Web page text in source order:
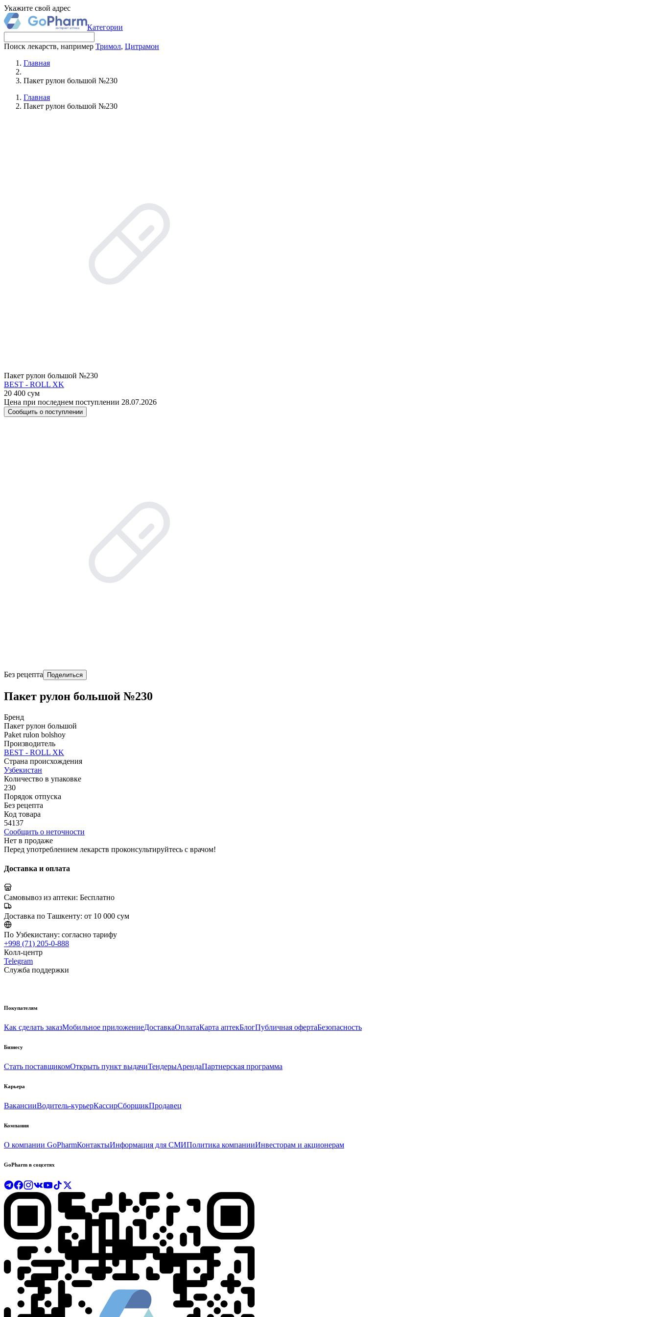
Укажите свой адрес
Категории
Поиск лекарств, например Тримол, Цитрамон
Главная
Пакет рулон большой №230
Главная
Пакет рулон большой №230
Пакет рулон большой №230
BEST - ROLL XK
20 400 сум
Цена при последнем поступлении 28.07.2026
Сообщить о поступлении
Без рецепта Поделиться
Пакет рулон большой №230
Бренд
Пакет рулон большой
Paket rulon bolshoy
Производитель
BEST - ROLL XK
Страна происхождения
Узбекистан
Количество в упаковке
230
Порядок отпуска
Без рецепта
Код товара
54137
Сообщить о неточности
Нет в продаже
Перед употреблением лекарств проконсультируйтесь с врачом!
Доставка и оплата
Самовывоз из аптеки: Бесплатно
Доставка по Ташкенту: от 10 000 сум
По Узбекистану: согласно тарифу
+998 (71) 205-0-888
Колл-центр
Telegram
Служба поддержки
Покупателям
Как сделать заказМобильное приложениеДоставкаОплатаКарта аптекБлогПубличная офертаБезопасность
Бизнесу
Стать поставщикомОткрыть пункт выдачиТендерыАрендаПартнерская программа
Карьера
ВакансииВодитель-курьерКассирСборщикПродавец
Компания
О компании GoPharmКонтактыИнформация для СМИПолитика компанииИнвесторам и акционерам
GoPharm в соцсетях